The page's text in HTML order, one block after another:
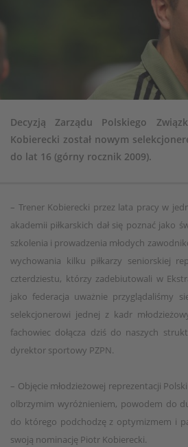
Decyzją Zarządu Polskiego
Kobierecki został nowym
do lat 16 (górny rocznik 2009).
– Trener Kobierecki przez lata pracy w
akademii piłkarskich dał się poznać jako
szkolenia i prowadzenia młodych
wychowania kilku piłkarzy seniorskiej
czterdziestu, którzy zadebiutowali w
jako federacja uważnie przyglądaliśmy
selekcjonerowi jednej z kadr
fachowiec dołącza dziś do naszych
dyrektor sportowy PZPN.
– Objęcie młodzieżowej reprezentacji
olbrzymim wyróżnieniem, powodem do
do którego podchodzę z optymizmem i
swoją nominację Piotr Kobierecki.